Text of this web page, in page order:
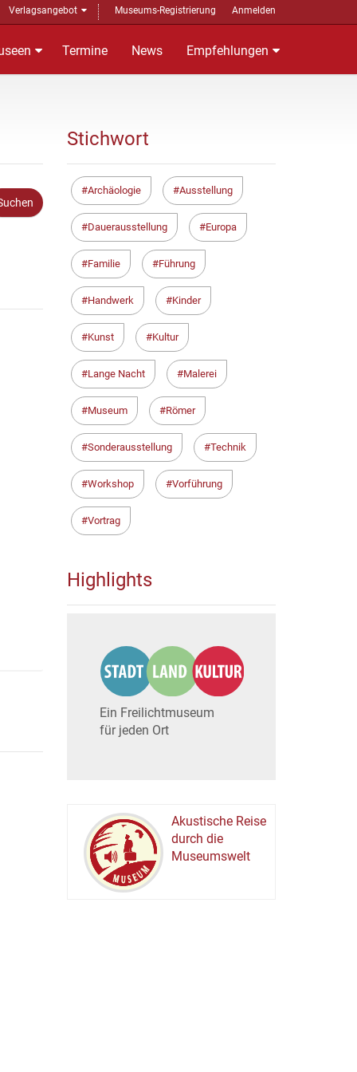
Verlagsangebot Museums-Registrierung Anmelden
Termine News Empfehlungen
Stichwort
Archäologie Ausstellung
Dauerausstellung Europa
Familie Führung
Handwerk Kinder
Kunst Kultur
Lange Nacht Malerei
Museum Römer
Sonderausstellung Technik
Workshop Vorführung
Vortrag
Highlights
Ein Freilichtmuseum
für jeden Ort
MUSEUM
Akustische Reise
durch die
Museumswelt